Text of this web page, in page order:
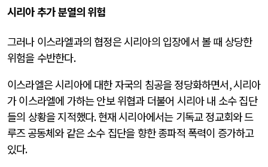
시리아 추가 분열의 위험
그러나 이스라엘과의 협정은 시리아의 입장에서 볼 때 상당한
위험을 수반한다.
이스라엘은 시리아에 대한 자국의 침공을 정당화하면서,시리아
가 이스라엘에 가하는 안보 위협과 더불어 시리아 내 소수 집단
들의 상황을 지적했다.현재 시리아에서는 기독교 정교회와 드
루즈공동체와 같은 소수 집단을 향한 종파적 폭력이 증가하고
있다.